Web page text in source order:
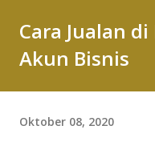
Cara Jualan
Akun Bisnis
Oktober 08, 2020